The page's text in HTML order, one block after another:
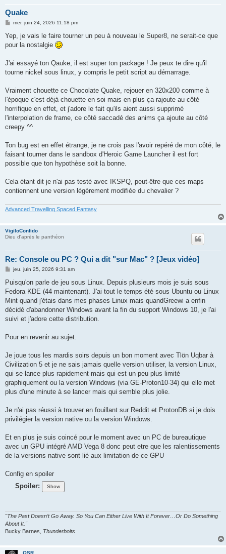
Quake
M
s
s
a
mer. juin 24, 2026 11:18 pm
Yep, je vais le faire tourner un peu à nouveau le Super8, ne serait-ce que
pour la nostalgie
J'ai essayé ton Qauke, il est super ton package ! Je peux te dire qu'il
tourne nickel sous linux, y compris le petit script au démarrage.
Vraiment chouette ce Chocolate Quake, rejouer en 320x200 comme à
l'époque c'est déjà chouette en soi mais en plus ça rajoute au côté
horrifique en effet, et j'adore le fait qu'ils aient aussi supprimé
l'interpolation de frame, ce côté saccadé des anims ça ajoute au côté
creepy ^^
Ton bug est en effet étrange, je ne crois pas l'avoir repéré de mon côté, le
faisant tourner dans le sandbox d'Heroic Game Launcher il est fort
possible que ton hypothèse soit la bonne.
Cela étant dit je n'ai pas testé avec IKSPQ, peut-être que ces maps
contiennent une version légèrement modifiée du chevalier ?
Advanced Travelling Spaced Fantasy
VigiloConfido
Dieu d'après le panthéon
Re: Console ou PC ? Qui a dit "sur Mac" ? [Jeux vidéo]
M
s
a
g
jeu. juin 25, 2026 9:31 am
Puisqu'on parle de jeu sous Linux. Depuis plusieurs mois je suis sous
Fedora KDE (44 maintenant). J'ai tout le temps été sous Ubuntu ou Linux
Mint quand j'étais dans mes phases Linux mais quandGreewi a enfin
décidé d'abandonner Windows avant la fin du support Windows 10, je l'ai
suivi et j'adore cette distribution.
Pour en revenir au sujet.
Je joue tous les mardis soirs depuis un bon moment avec Tlön Uqbar à
Civilization 5 et je ne sais jamais quelle version utiliser, la version Linux,
qui se lance plus rapidement mais qui est un peu plus limité
graphiquement ou la version Windows (via GE-Proton10-34) qui elle met
plus d'une minute à se lancer mais qui semble plus jolie.
Je n'ai pas réussi à trouver en fouillant sur Reddit et ProtonDB si je dois
privilégier la version native ou la version Windows.
Et en plus je suis coincé pour le moment avec un PC de bureautique
avec un GPU intégré AMD Vega 8 donc peut etre que les ralentissements
de la versions native sont lié aux limitation de ce GPU
Config en spoiler
Spoiler:
"The Past Doesn’t Go Away. So You Can Either Live With It Forever…Or Do Something
About It."
Bucky Barnes, Thunderbolts